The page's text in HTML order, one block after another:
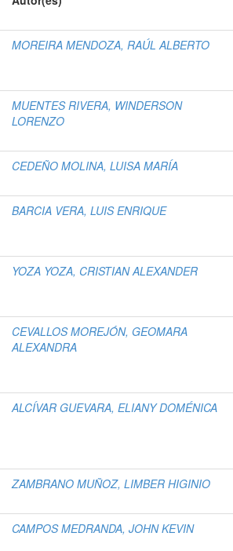
MOREIRA MENDOZA, RAÚL ALBERTO
MUENTES RIVERA, WINDERSON
LORENZO
CEDEÑO MOLINA, LUISA MARÍA
BARCIA VERA, LUIS ENRIQUE
YOZA YOZA, CRISTIAN ALEXANDER
CEVALLOS MOREJÓN, GEOMARA
ALEXANDRA
ALCÍVAR GUEVARA, ELIANY DOMÉNICA
ZAMBRANO MUÑOZ, LIMBER HIGINIO
CAMPOS MEDRANDA, JOHN KEVIN